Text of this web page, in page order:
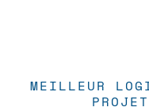
MEILLEUR